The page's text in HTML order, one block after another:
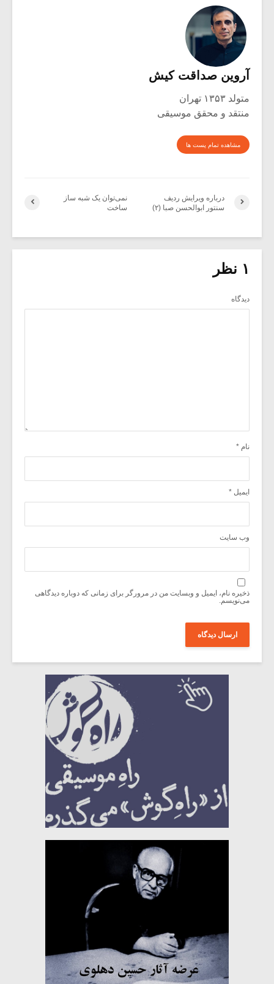
آروین صداقت کیش
متولد ۱۳۵۳ تهران
منتقد و محقق موسیقی
مشاهده تمام پست ها
نمی‌توان یک شبه ساز
ساخت
درباره ویرایش ردیف
سنتور ابوالحسن صبا (۲)
۱ نظر
دیدگاه
نام *
ایمیل *
وب‌ سایت
ذخیره نام، ایمیل و وبسایت من در مرورگر برای زمانی که دوباره دیدگاهی
می‌نویسم.